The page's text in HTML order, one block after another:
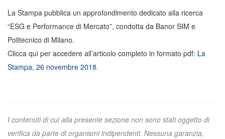
La Stampa pubblica un approfondimento dedicato alla ricerca
“ESG e Performance di Mercato”, condotta da Banor SIM e
Politecnico di Milano.
Clicca qui per accedere all’articolo completo in formato pdf: La
Stampa, 26 novembre 2018.
I contenuti di cui alla presente sezione non sono stati oggetto di
verifica da parte di organismi indipendenti. Nessuna garanzia,